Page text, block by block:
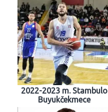
2022-2023 m. Stambulo
Buyukčekmece